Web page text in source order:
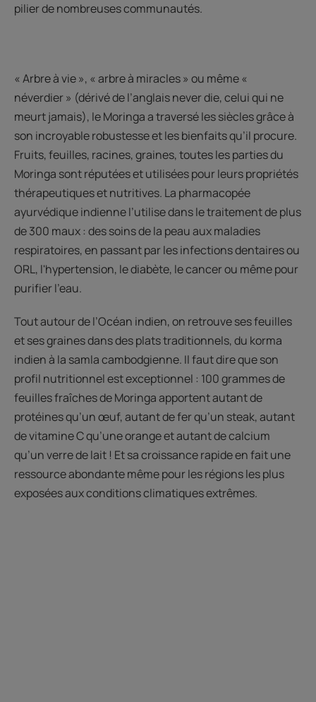
pilier de nombreuses communautés.
« Arbre à vie », « arbre à miracles » ou même «
néverdier » (dérivé de l’anglais never die, celui qui ne
meurt jamais), le Moringa a traversé les siècles grâce à
son incroyable robustesse et les bienfaits qu’il procure.
Fruits, feuilles, racines, graines, toutes les parties du
Moringa sont réputées et utilisées pour leurs propriétés
thérapeutiques et nutritives. La pharmacopée
ayurvédique indienne l’utilise dans le traitement de plus
de 300 maux : des soins de la peau aux maladies
respiratoires, en passant par les infections dentaires ou
ORL, l'hypertension, le diabète, le cancer ou même pour
purifier l'eau.
Tout autour de l’Océan indien, on retrouve ses feuilles
et ses graines dans des plats traditionnels, du korma
indien à la samla cambodgienne. Il faut dire que son
profil nutritionnel est exceptionnel : 100 grammes de
feuilles fraîches de Moringa apportent autant de
protéines qu’un œuf, autant de fer qu’un steak, autant
de vitamine C qu’une orange et autant de calcium
qu’un verre de lait ! Et sa croissance rapide en fait une
ressource abondante même pour les régions les plus
exposées aux conditions climatiques extrêmes.